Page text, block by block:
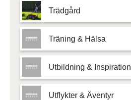
Trädgård
Träning & Hälsa
Utbildning & Inspiration
Utflykter & Äventyr